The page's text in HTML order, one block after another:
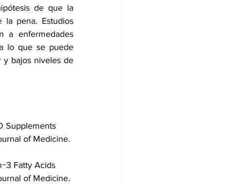
de que la
la pena. Estudios
a enfermedades
lo que se puede
y bajos niveles de
Supplements
of Medicine.
Fatty Acids
of Medicine.